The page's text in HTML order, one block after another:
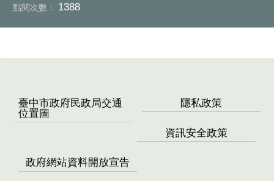
點閱次數： 1388
臺中市政府民政局交通
位置圖
隱私政策
資訊安全政策
政府網站資料開放宣告